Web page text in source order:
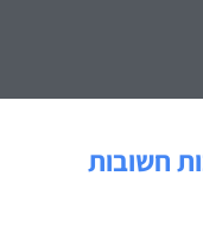
חשובות